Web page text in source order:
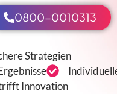
0800-0010313
Strategien
Innovation